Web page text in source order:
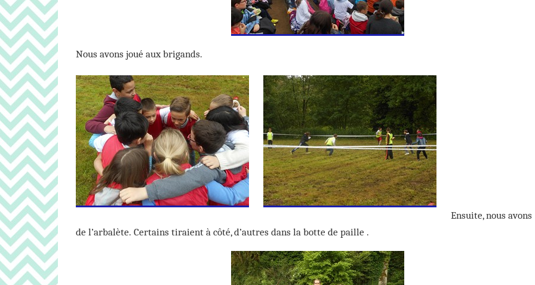
Nous avons joué aux brigands.
Ensuite, nous
de l’arbalète. Certains tiraient à côté, d’autres dans la botte de paille .